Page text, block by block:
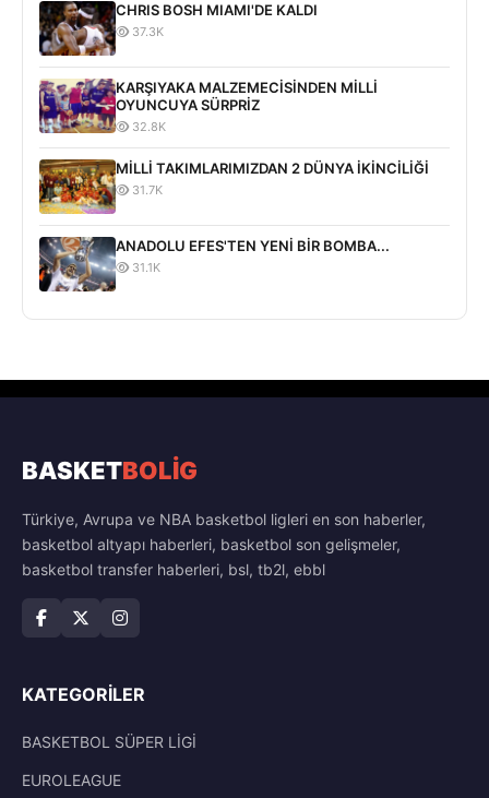
CHRIS BOSH MIAMI'DE KALDI
37.3K
KARŞIYAKA MALZEMECİSİNDEN MİLLİ
OYUNCUYA SÜRPRİZ
32.8K
MİLLİ TAKIMLARIMIZDAN 2 DÜNYA İKİNCİLİĞİ
31.7K
ANADOLU EFES'TEN YENİ BİR BOMBA...
31.1K
BASKETBOLİG
Türkiye, Avrupa ve NBA basketbol ligleri en son haberler,
basketbol altyapı haberleri, basketbol son gelişmeler,
basketbol transfer haberleri, bsl, tb2l, ebbl
KATEGORILER
BASKETBOL SÜPER LİGİ
EUROLEAGUE